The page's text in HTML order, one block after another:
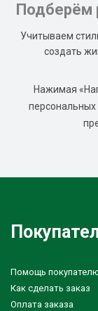
Подберём
Учитываем
создать
Нажимая
Помощь
Как сделать заказ
Оплата заказа